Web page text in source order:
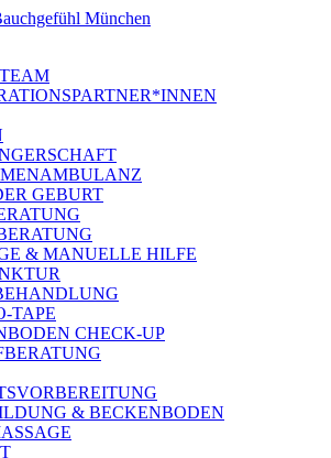
GEBURT
& MANUELLE HILFE
TAPE
CHECK-UP
& BECKENBODEN